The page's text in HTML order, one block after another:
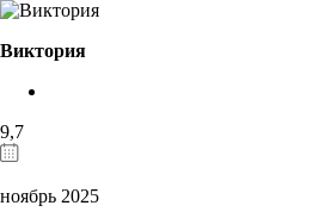
Виктория
9,7
ноябрь 2025